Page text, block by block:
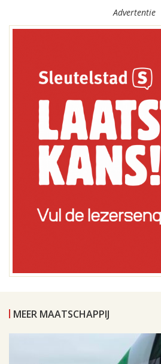
Advertentie
MEER MAATSCHAPPIJ